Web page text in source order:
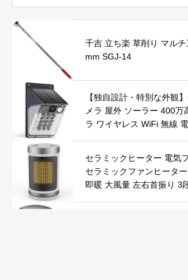
千吉 立ち楽 草削り マル
mm SGJ-14
【独自設計・特別な外観
メラ 屋外 ソーラー 400万
ラ ワイヤレス WiFi 無線
録画 IP66防水 遠隔操作
セラミックヒーター 電気
セラミックファンヒータ
即暖 大風量 左右首振り 3